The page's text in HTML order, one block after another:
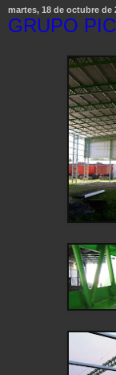
martes, 18 de octubre de
GRUPO